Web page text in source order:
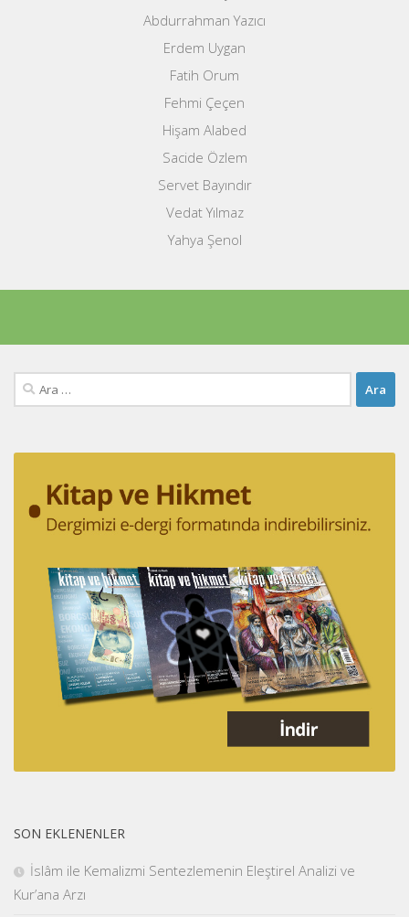
Abdurrahman Yazıcı
Erdem Uygan
Fatih Orum
Fehmi Çeçen
Hişam Alabed
Sacide Özlem
Servet Bayındır
Vedat Yılmaz
Yahya Şenol
Arama:
SON EKLENENLER
İslâm ile Kemalizmi Sentezlemenin Eleştirel Analizi ve
Kur’ana Arzı